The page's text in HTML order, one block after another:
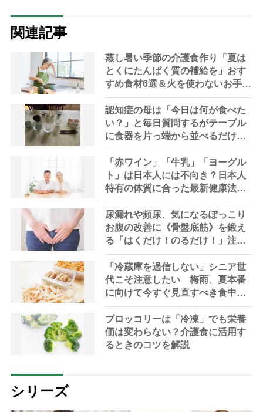
関連記事
蒸し暑い季節の介護食作り「夏は
とくにたんぱく質の補給を」おす
すめ食材6選＆火を使わないお手軽
レシピ3選【管理栄養士提案】
認知症の母は「今日は何が食べた
い？」と毎日質問するがテーブル
に食器を片っ端から並べるだけ―
困った息子の対処法とものがない
現在の台所の意味
「赤ワイン」「牛乳」「ヨーグル
ト」は日本人には不向き？日本人
特有の体質に合った最新健康法を
内科医が指南
尿漏れや頻尿、気になるぽっこり
お腹の改善に《骨盤底筋》を鍛え
る「はくだけ！のるだけ！」注目
アイテム3選
「冷蔵庫を過信しない」シニア世
代こそ注意したい 梅雨、夏本番
に向けて今すぐ見直すべき食中毒
対策を家事アドバイザーが指南
ブロッコリーは「冷凍」でも栄養
価は変わらない？介護食に活用す
るときのコツを解説
シリーズ